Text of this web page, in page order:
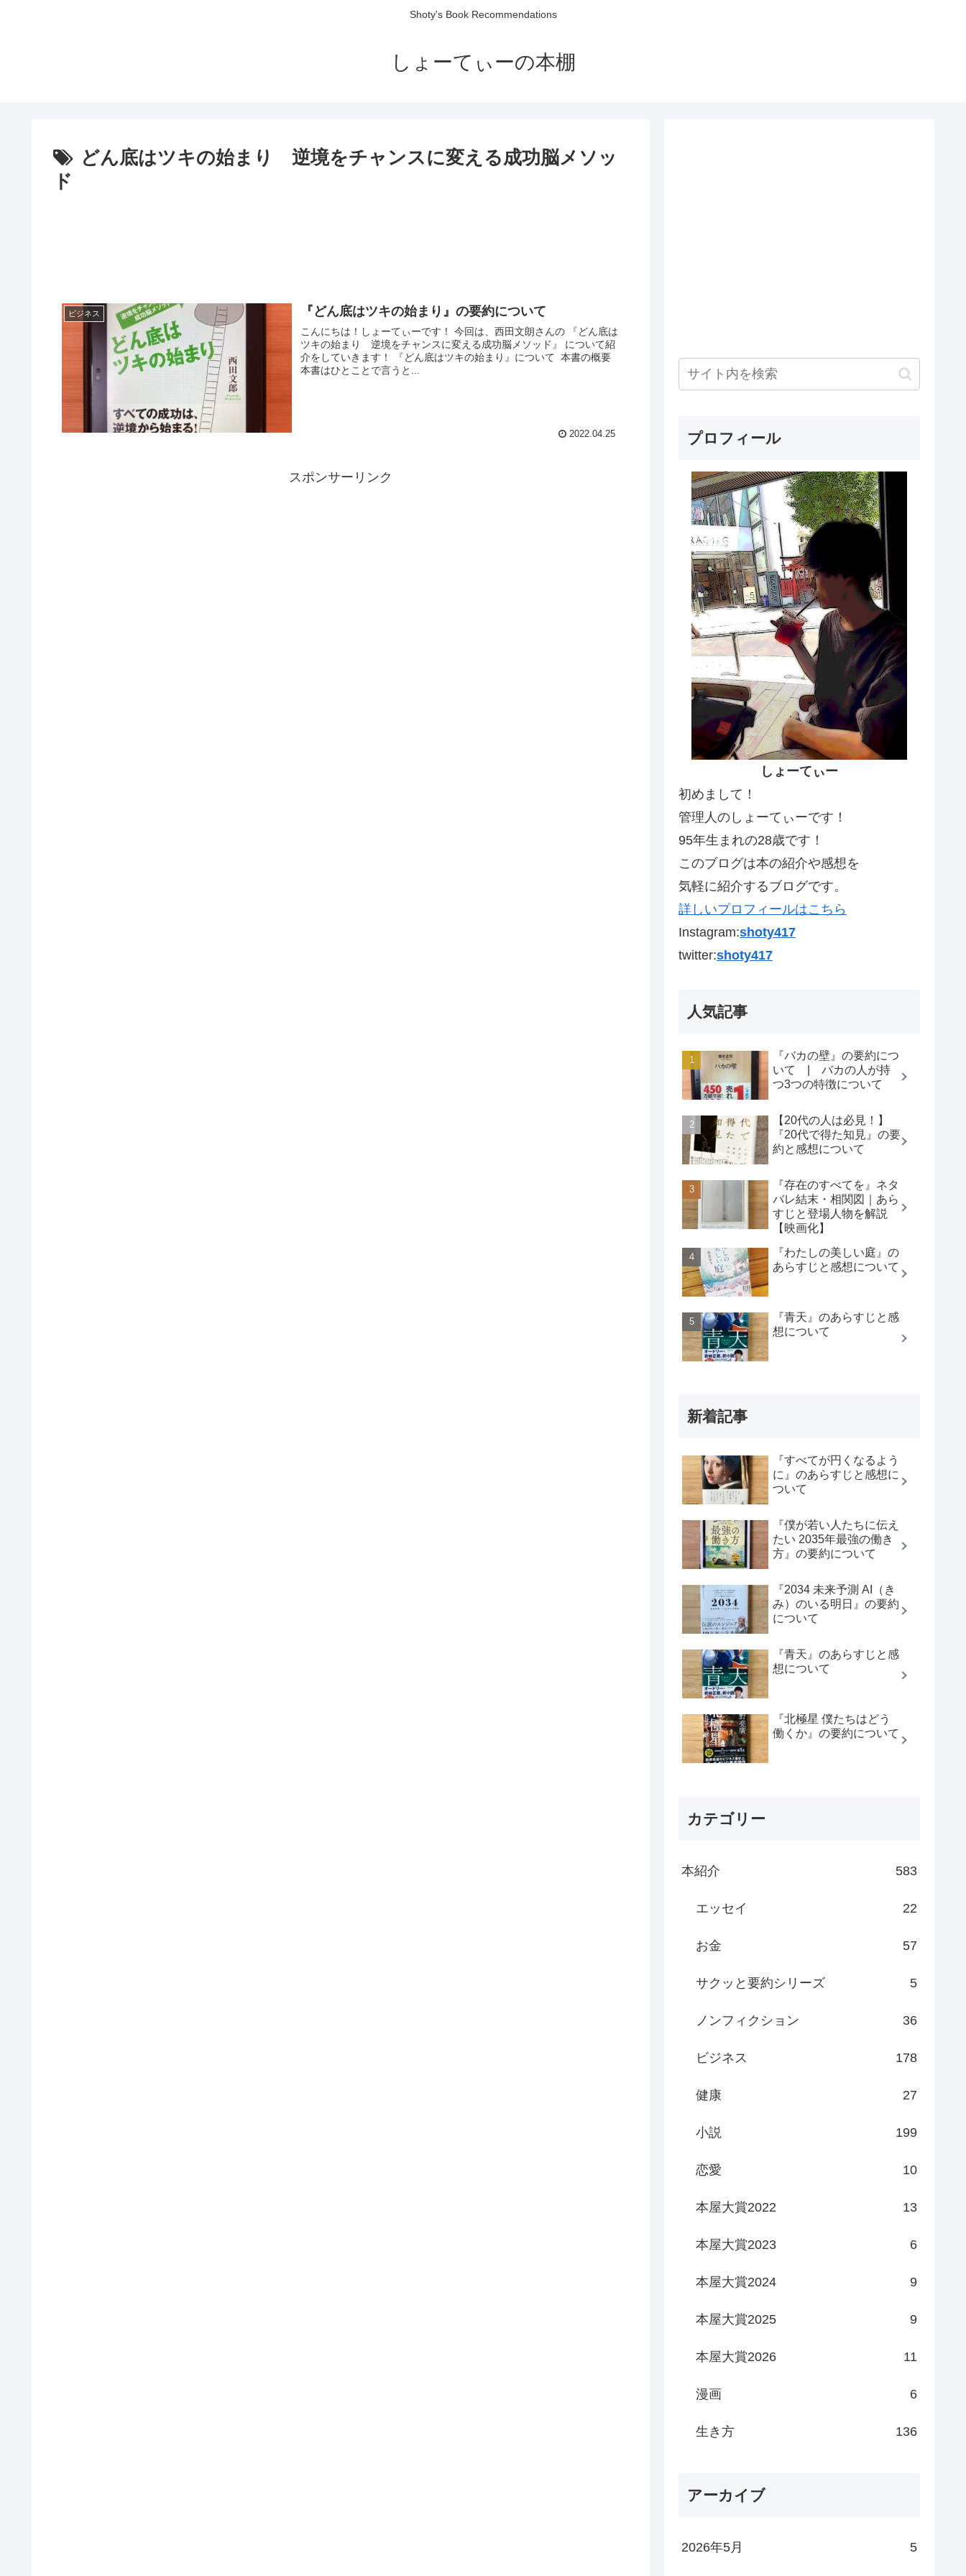
Shoty's Book Recommendations
しょーてぃーの本棚
どん底はツキの始まり 逆境をチャンスに変える成功脳メソッ
ド
ビジネス 『どん底はツキの始まり』の要約について
こんにちは！しょーてぃーです！ 今回は、西田文朗さんの 『どん底は
ツキの始まり 逆境をチャンスに変える成功脳メソッド』 について紹
介をしていきます！ 『どん底はツキの始まり』について 本書の概要
本書はひとことで言うと...
2022.04.25
スポンサーリンク
プロフィール
しょーてぃー
初めまして！
管理人のしょーてぃーです！
95年生まれの28歳です！
このブログは本の紹介や感想を
気軽に紹介するブログです。
詳しいプロフィールはこちら
Instagram:shoty417
twitter:shoty417
人気記事
『バカの壁』の要約につ
いて | バカの人が持
つ3つの特徴について
【20代の人は必見！】
『20代で得た知見』の要
約と感想について
『存在のすべてを』ネタ
バレ結末・相関図｜あら
すじと登場人物を解説
【映画化】
『わたしの美しい庭』の
あらすじと感想について
『青天』のあらすじと感
想について
新着記事
『すべてが円くなるよう
に』のあらすじと感想に
ついて
『僕が若い人たちに伝え
たい 2035年最強の働き
方』の要約について
『2034 未来予測 AI（き
み）のいる明日』の要約
について
『青天』のあらすじと感
想について
『北極星 僕たちはどう
働くか』の要約について
カテゴリー
本紹介 583
エッセイ 22
お金 57
サクッと要約シリーズ 5
ノンフィクション 36
ビジネス 178
健康 27
小説 199
恋愛 10
本屋大賞2022 13
本屋大賞2023 6
本屋大賞2024 9
本屋大賞2025 9
本屋大賞2026 11
漫画 6
生き方 136
アーカイブ
2026年5月 5